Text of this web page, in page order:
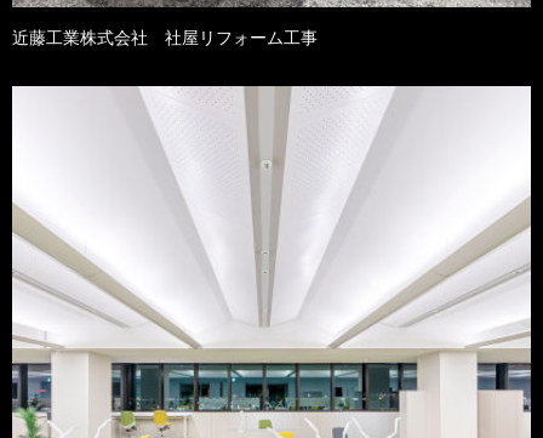
近藤工業株式会社 社屋リフォーム工事